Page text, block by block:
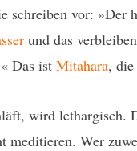
schreiben vor: »Der
und das
Das istMitahara,
wird lethargisch.
meditieren. Wer